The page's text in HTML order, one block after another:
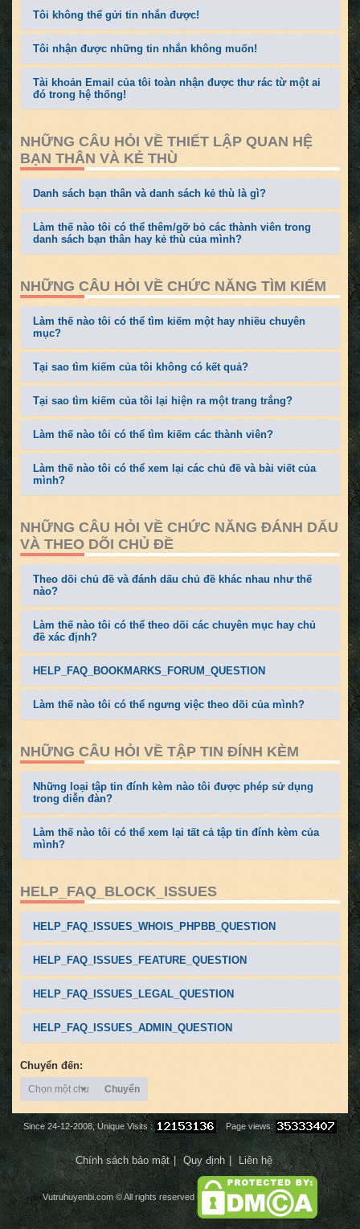
Tôi không thể gửi tin nhắn được!
Tôi nhận được những tin nhắn không muốn!
Tài khoản Email của tôi toàn nhận được thư rác từ một ai
đó trong hệ thống!
NHỮNG CÂU HỎI VỀ THIẾT LẬP QUAN HỆ
BẠN THÂN VÀ KẺ THÙ
Danh sách bạn thân và danh sách kẻ thù là gì?
Làm thế nào tôi có thể thêm/gỡ bỏ các thành viên trong
danh sách bạn thân hay kẻ thù của mình?
NHỮNG CÂU HỎI VỀ CHỨC NĂNG TÌM KIẾM
Làm thế nào tôi có thể tìm kiếm một hay nhiều chuyên
mục?
Tại sao tìm kiếm của tôi không có kết quả?
Tại sao tìm kiếm của tôi lại hiện ra một trang trắng?
Làm thế nào tôi có thể tìm kiếm các thành viên?
Làm thế nào tôi có thể xem lại các chủ đề và bài viết của
mình?
NHỮNG CÂU HỎI VỀ CHỨC NĂNG ĐÁNH DẤU
VÀ THEO DÕI CHỦ ĐỀ
Theo dõi chủ đề và đánh dấu chủ đề khác nhau như thế
nào?
Làm thế nào tôi có thể theo dõi các chuyên mục hay chủ
đề xác định?
HELP_FAQ_BOOKMARKS_FORUM_QUESTION
Làm thế nào tôi có thể ngưng việc theo dõi của mình?
NHỮNG CÂU HỎI VỀ TẬP TIN ĐÍNH KÈM
Những loại tập tin đính kèm nào tôi được phép sử dụng
trong diễn đàn?
Làm thế nào tôi có thể xem lại tất cả tập tin đính kèm của
mình?
HELP_FAQ_BLOCK_ISSUES
HELP_FAQ_ISSUES_WHOIS_PHPBB_QUESTION
HELP_FAQ_ISSUES_FEATURE_QUESTION
HELP_FAQ_ISSUES_LEGAL_QUESTION
HELP_FAQ_ISSUES_ADMIN_QUESTION
Chuyển đến:
Chọn một chuyên mục
Chuyển
Since 24-12-2008, Unique Visits : Page views:
Chính sách bảo mật Quy định Liên hệ
Vutruhuyenbi.com © All rights reserved